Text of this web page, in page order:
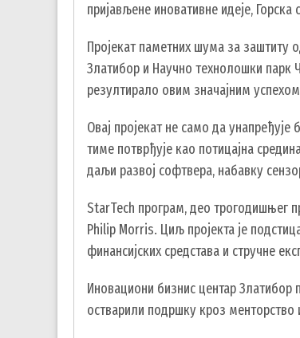
пријављене иновативне идеје,
Пројекат паметних шума за заштиту
Златибор и Научно технолошки парк
резултирало овим значајним
Овај пројекат не само да
тиме потврђује као потицајна
даљи развој софтвера, набавку
StarTech програм, део трогодишњег
Philip Morris. Циљ пројекта је
финансијских средстава и стручне
Иновациони бизнис центар Златибор
остварили подршку кроз